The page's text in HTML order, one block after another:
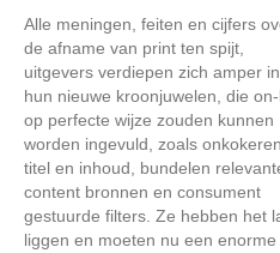
Alle meningen, feiten en cijfers
de afname van print ten spijt,
uitgevers verdiepen zich amper in
hun nieuwe kroonjuwelen, die
op perfecte wijze zouden kunnen
worden ingevuld, zoals onkokeren
titel en inhoud, bundelen
content bronnen en consument
gestuurde filters. Ze hebben het
liggen en moeten nu een